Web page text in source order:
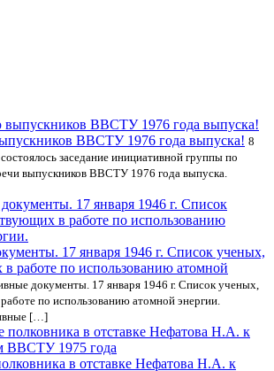
ВВСТУ 1976 года выпуска! 8
заседание инициативной группы по
выпускников ВВСТУ 1976 года выпуска.
17 января 1946 г. Список ученых,
работе по использованию атомной
документы. 17 января 1946 г. Список ученых,
по использованию атомной энергии.
[…]
в отставке Нефатова Н.А. к